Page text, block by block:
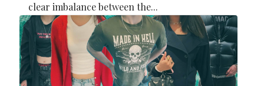
clear imbalance between the...